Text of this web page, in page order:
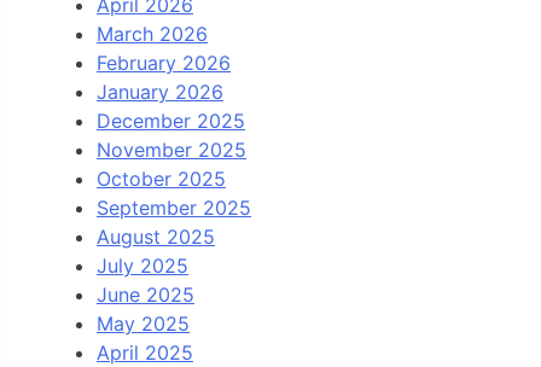
April 2026
March 2026
February 2026
January 2026
December 2025
November 2025
October 2025
September 2025
August 2025
July 2025
June 2025
May 2025
April 2025